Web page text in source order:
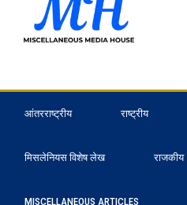
आंतरराष्ट्रीय राष्ट्रीय
मिसलेनियस विशेष लेख राजकीय
MISCELLANEOUS ARTICLES